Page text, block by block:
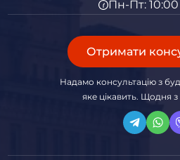
Пн-Пт: 10:00
Отримати
Надамо консультацію з
яке цікавить. Щодня з